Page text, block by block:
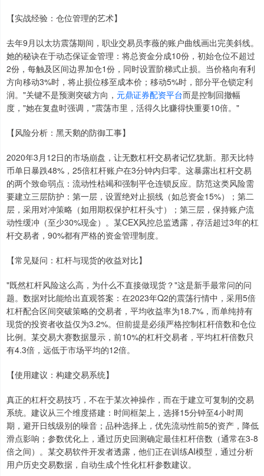
【实战经验：仓位管理的艺术】
去年9月以太坊震荡期间，职业交易员李薇的账户曲线画出完美斜线。
她的秘诀在于动态保证金管理：将总资金分成10份，初始仓位不超过
2份，每触及区间边界加仓1份，同时设置阶梯式止损。当价格向有利
方向移动3%时，将止损位移至成本价；移动5%时，部分平仓锁定利
润。"关键不是预测突破方向， 元鼎证券配资平台而是控制回撤幅
度，"她在复盘时强调，"震荡市里，活得久比赚得快重要10倍。"
【风险分析：黑天鹅的防御工事】
2020年3月12日的市场崩盘，让无数杠杆交易者记忆犹新。那天比特
币单日暴跌48%，25倍杠杆账户在3分钟内归零。这暴露出杠杆交易
的两个致命弱点：流动性枯竭和强制平仓连锁反应。防范这类风险需
要建立三层防护：第一层，设置绝对止损线（如总资金15%）；第二
层，采用对冲策略（如用期权保护杠杆头寸）；第三层，保持账户流
动性缓冲（至少30%现金）。某CEX风控总监透露，存活超过3年的杠
杆交易者，90%都有严格的资金管理制度。
【常见疑问：杠杆与现货的收益对比】
"既然杠杆风险这么高，为什么不直接做现货？"这是新手最常问的问
题。数据对比能给出直观答案：在2023年Q2的震荡行情中，采用5倍
杠杆配合区间突破策略的交易者，平均收益率为18.7%，而单纯持有
现货的投资者收益仅为3.2%。但前提是必须严格控制杠杆倍数和仓位
比例。某交易大赛数据显示，前10%的杠杆交易者，平均杠杆倍数只
有4.3倍，远低于市场平均的12倍。
【使用建议：构建交易系统】
真正的杠杆交易技巧，不在于某次神操作，而在于建立可复制的交易
系统。建议从三个维度搭建：时间框架上，选择15分钟至4小时周
期，避开日线级别的噪音；品种选择上，优先流动性前5的资产，降低
滑点影响；参数优化上，通过历史回测确定最佳杠杆倍数（通常在3-8
倍之间）。某交易软件开发者透露，他们正在训练AI模型，通过分析
用户历史交易数据，自动生成个性化杠杆参数建议。
上证综指 3900.35 +21.92 +0.57%